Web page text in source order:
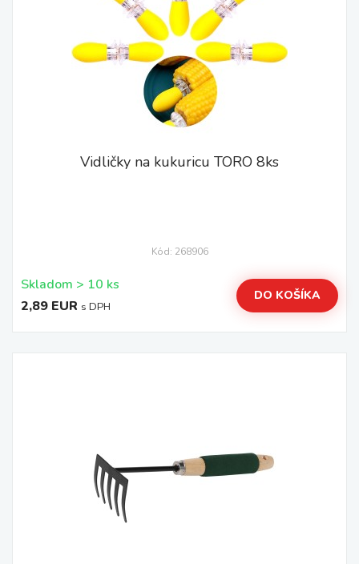
Vidličky na kukuricu TORO 8ks
Kód: 268906
Skladom > 10 ks
2,89 EUR s DPH
DO KOŠÍKA